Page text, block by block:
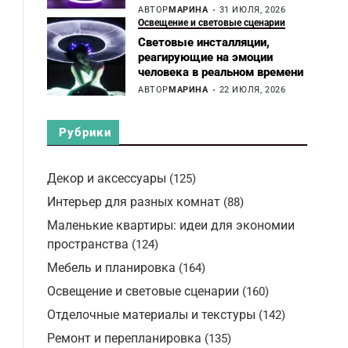
АВТОРМАРИНА 31 ИЮЛЯ, 2026
Освещение и световые сценарии
Световые инсталляции,
реагирующие на эмоции
человека в реальном времени
АВТОРМАРИНА 22 ИЮЛЯ, 2026
Рубрики
Декор и аксессуары (125)
Интерьер для разных комнат (88)
Маленькие квартиры: идеи для экономии
пространства (124)
Мебель и планировка (164)
Освещение и световые сценарии (160)
Отделочные материалы и текстуры (142)
Ремонт и перепланировка (135)